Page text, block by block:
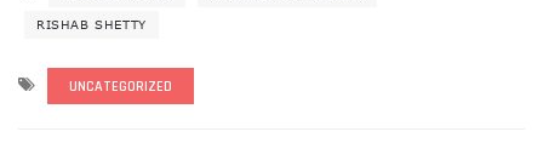
RISHAB SHETTY
UNCATEGORIZED